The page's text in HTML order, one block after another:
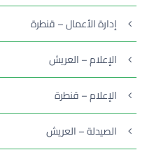
إدارة الأعمال – قنطرة
الإعلام – العريش
الإعلام – قنطرة
الصيدلة – العريش